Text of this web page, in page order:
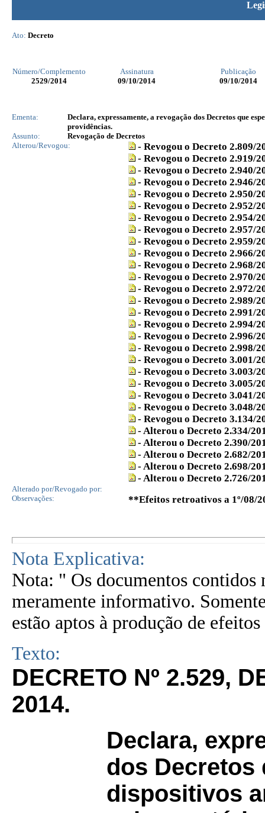
Ato: Decreto
Número/Complemento Assinatura
Publicação
2529/2014 09/10/2014 09/10/2014
Ementa:
Declara, expressamente, a revogação dos Decretos que
providências.
Assunto:
Revogação de Decretos
Alterou/Revogou:
- Revogou o Decreto 2.809/
- Revogou o Decreto 2.919/
- Revogou o Decreto 2.940/
- Revogou o Decreto 2.946/
- Revogou o Decreto 2.950/
- Revogou o Decreto 2.952/
- Revogou o Decreto 2.954/
- Revogou o Decreto 2.957/
- Revogou o Decreto 2.959/
- Revogou o Decreto 2.966/
- Revogou o Decreto 2.968/
- Revogou o Decreto 2.970/
- Revogou o Decreto 2.972/
- Revogou o Decreto 2.989/
- Revogou o Decreto 2.991/
- Revogou o Decreto 2.994/
- Revogou o Decreto 2.996/
- Revogou o Decreto 2.998/
- Revogou o Decreto 3.001/
- Revogou o Decreto 3.003/
- Revogou o Decreto 3.005/
- Revogou o Decreto 3.041/
- Revogou o Decreto 3.048/
- Revogou o Decreto 3.134/
- Alterou o Decreto 2.334/
- Alterou o Decreto 2.390/
- Alterou o Decreto 2.682/
- Alterou o Decreto 2.698/
- Alterou o Decreto 2.726/
Alterado por/Revogado por:
Observações:
**Efeitos retroativos a 1º/08/
Nota Explicativa:
Nota: " Os documentos contidos
meramente informativo.
estão aptos à produção de
Texto:
DECRETO Nº 2.529,
2014.
Declara,
dos Decretos
dispositivos